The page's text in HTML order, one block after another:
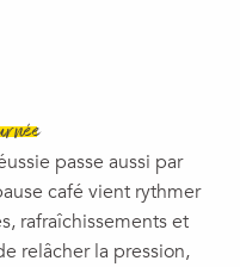
passe aussi par
café vient rythmer
rafraîchissements et
relâcher la pression,